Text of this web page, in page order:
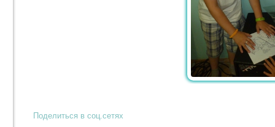
Поделиться в соц.сетях